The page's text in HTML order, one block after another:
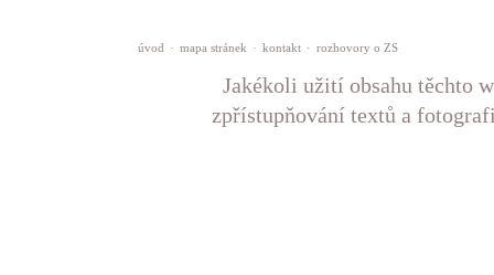
úvod · mapa stránek · kontakt · rozhovory o ZS
Jakékoli užití obsahu těchto
zpřístupňování textů a